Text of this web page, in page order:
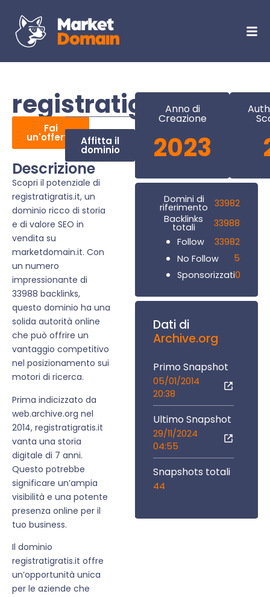
registratigratis.it
Fai
un'offerta Affitta il
dominio
Descrizione
Scopri il potenziale di
registratigratis.it, un
dominio ricco di storia
e di valore SEO in
vendita su
marketdomain.it. Con
un numero
impressionante di
33988 backlinks,
questo dominio ha una
solida autorità online
che può offrire un
vantaggio competitivo
nel posizionamento sui
motori di ricerca.
Prima indicizzato da
web.archive.org nel
2014, registratigratis.it
vanta una storia
digitale di 7 anni.
Questo potrebbe
significare un’ampia
visibilità e una potente
presenza online per il
tuo business.
Il dominio
registratigratis.it offre
un’opportunità unica
per le aziende che
Anno di
Creazione
2023
Domini di
riferimento 33982
Backlinks
totali
33988
Follow
33982
No Follow
5
Sponsorizzati0
Dati di
Archive.org
Primo Snapshot
05/01/2014
20:38
Ultimo Snapshot
29/11/2024
04:55
Snapshots totali
44